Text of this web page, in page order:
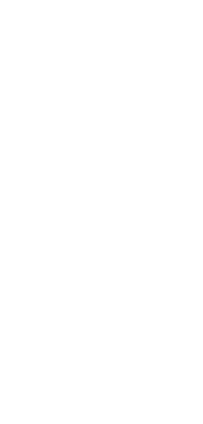
«No nos hemos
reuniones con
jugadores. No
«Creo que
querías hacer
eleva a